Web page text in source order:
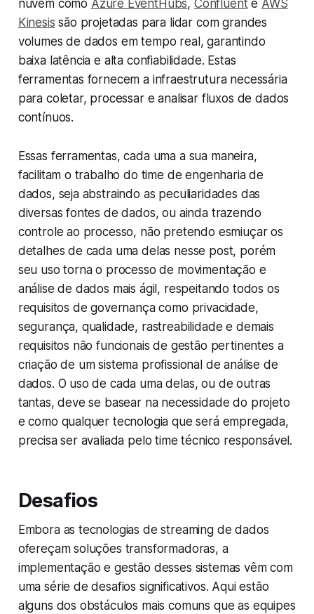
nuvem como Azure EventHubs, Confluente AWS
Kinesis são projetadas para lidar com grandes
volumes de dados em tempo real, garantindo
baixa latência e alta confiabilidade. Estas
ferramentas fornecem a infraestrutura necessária
para coletar, processar e analisar fluxos de dados
contínuos.
Essas ferramentas, cada uma a sua maneira,
facilitam o trabalho do time de engenharia de
dados, seja abstraindo as peculiaridades das
diversas fontes de dados, ou ainda trazendo
controle ao processo, não pretendo esmiuçar os
detalhes de cada uma delas nesse post, porém
seu uso torna o processo de movimentação e
análise de dados mais ágil, respeitando todos os
requisitos de governança como privacidade,
segurança, qualidade, rastreabilidade e demais
requisitos não funcionais de gestão pertinentes a
criação de um sistema profissional de análise de
dados. O uso de cada uma delas, ou de outras
tantas, deve se basear na necessidade do projeto
e como qualquer tecnologia que será empregada,
precisa ser avaliada pelo time técnico responsável.
Desafios
Embora as tecnologias de streaming de dados
ofereçam soluções transformadoras, a
implementação e gestão desses sistemas vêm com
uma série de desafios significativos. Aqui estão
alguns dos obstáculos mais comuns que as equipes